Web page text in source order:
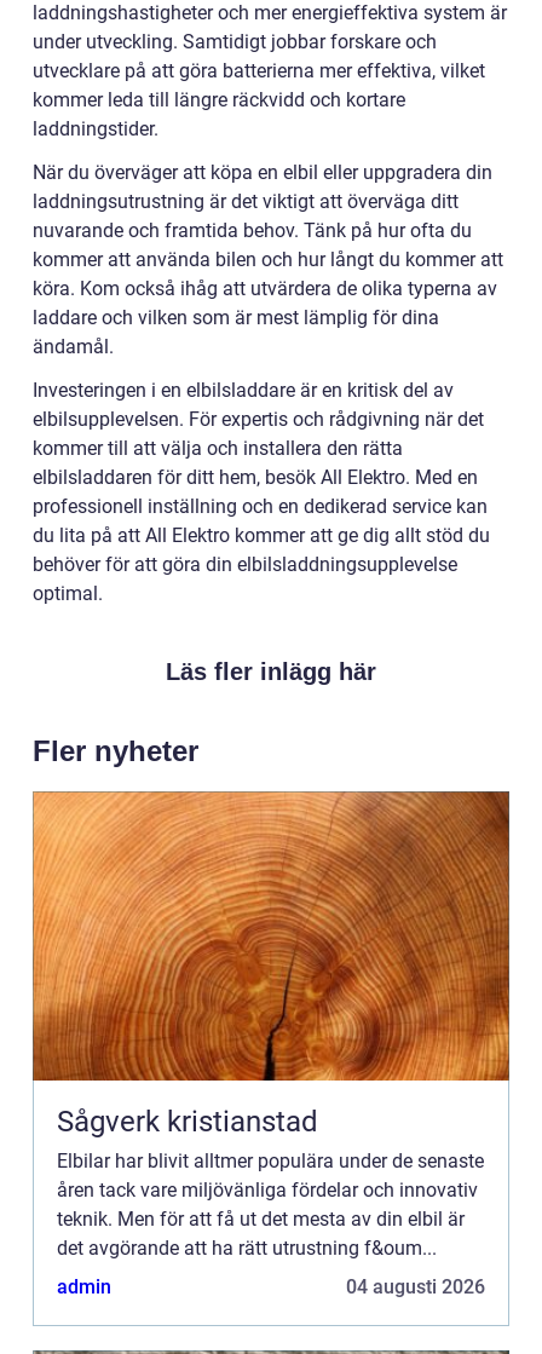
laddningshastigheter och mer energieffektiva system är
under utveckling. Samtidigt jobbar forskare och
utvecklare på att göra batterierna mer effektiva, vilket
kommer leda till längre räckvidd och kortare
laddningstider.
När du överväger att köpa en elbil eller uppgradera din
laddningsutrustning är det viktigt att överväga ditt
nuvarande och framtida behov. Tänk på hur ofta du
kommer att använda bilen och hur långt du kommer att
köra. Kom också ihåg att utvärdera de olika typerna av
laddare och vilken som är mest lämplig för dina
ändamål.
Investeringen i en elbilsladdare är en kritisk del av
elbilsupplevelsen. För expertis och rådgivning när det
kommer till att välja och installera den rätta
elbilsladdaren för ditt hem, besök All Elektro. Med en
professionell inställning och en dedikerad service kan
du lita på att All Elektro kommer att ge dig allt stöd du
behöver för att göra din elbilsladdningsupplevelse
optimal.
Läs fler inlägg här
Fler nyheter
Sågverk kristianstad
Elbilar har blivit alltmer populära under de senaste
åren tack vare miljövänliga fördelar och innovativ
teknik. Men för att få ut det mesta av din elbil är
det avgörande att ha rätt utrustning f&oum...
admin
04 augusti 2026